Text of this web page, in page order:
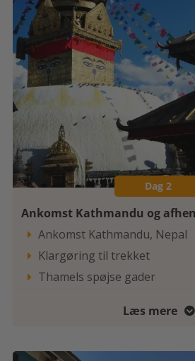
Dag 2
 Ankomst Kathmandu, Nepal
 Klargøring til trekket
 Thamels spøjse gader
Læs mere 